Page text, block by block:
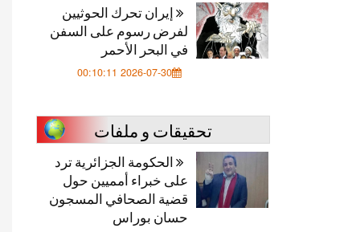
إيران تحرك الحوثيين
لفرض رسوم على السفن
في البحر الأحمر
2026-07-30 00:10:11
تحقيقات و ملفات
الحكومة الجزائرية ترد
على خبراء أمميين حول
قضية الصحافي المسجون
حسان بوراس